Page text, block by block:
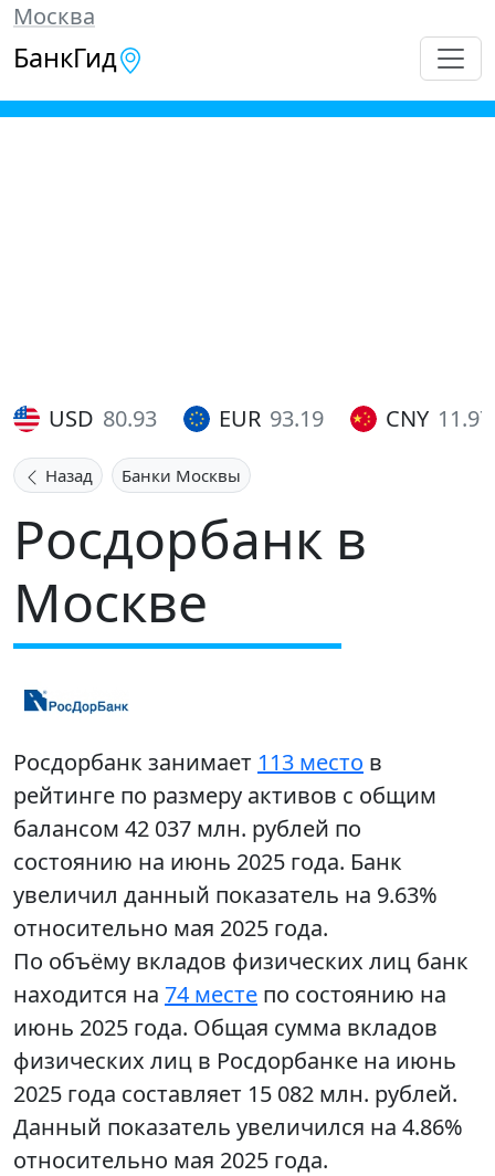
Москва
БанкГид
USD 80.93 EUR 93.19 CNY 11.97
Назад Банки Москвы
Росдорбанк в
Москве
Росдорбанк занимает 113 место в
рейтинге по размеру активов с общим
балансом 42 037 млн. рублей по
состоянию на июнь 2025 года. Банк
увеличил данный показатель на 9.63%
относительно мая 2025 года.
По объёму вкладов физических лиц банк
находится на 74 месте по состоянию на
июнь 2025 года. Общая сумма вкладов
физических лиц в Росдорбанке на июнь
2025 года составляет 15 082 млн. рублей.
Данный показатель увеличился на 4.86%
относительно мая 2025 года.